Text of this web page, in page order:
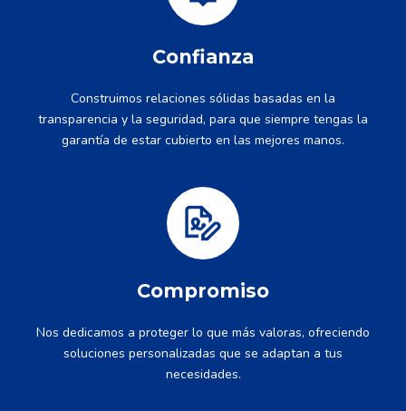
Confianza
Construimos relaciones sólidas basadas en la
transparencia y la seguridad, para que siempre tengas la
garantía de estar cubierto en las mejores manos.
Compromiso
Nos dedicamos a proteger lo que más valoras, ofreciendo
soluciones personalizadas que se adaptan a tus
necesidades.